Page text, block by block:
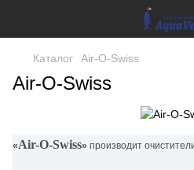
Каталог Air-O-Swiss
Air-O-Swiss
«Air-O-Swiss» производит